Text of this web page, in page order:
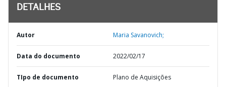
DETALHES
Autor Maria Savanovich;
Data do documento 2022/02/17
TIpo de documento Plano de Aquisições